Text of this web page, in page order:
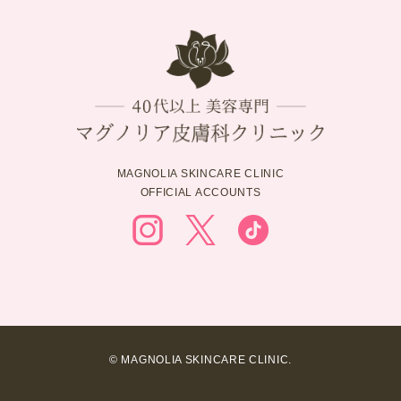
MAGNOLIA SKINCARE CLINIC
OFFICIAL ACCOUNTS
© MAGNOLIA SKINCARE CLINIC.